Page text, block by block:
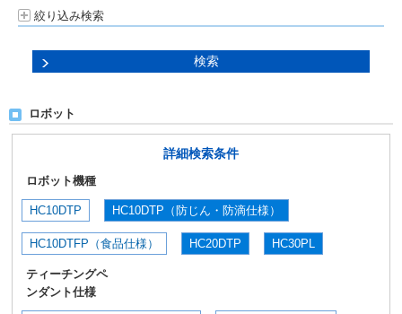
絞り込み検索
ロボット
詳細検索条件
ロボット機種
HC10DTP HC10DTP（防じん・防滴仕様）
HC10DTFP（食品仕様） HC20DTP HC30PL
ティーチングペ
ンダント仕様